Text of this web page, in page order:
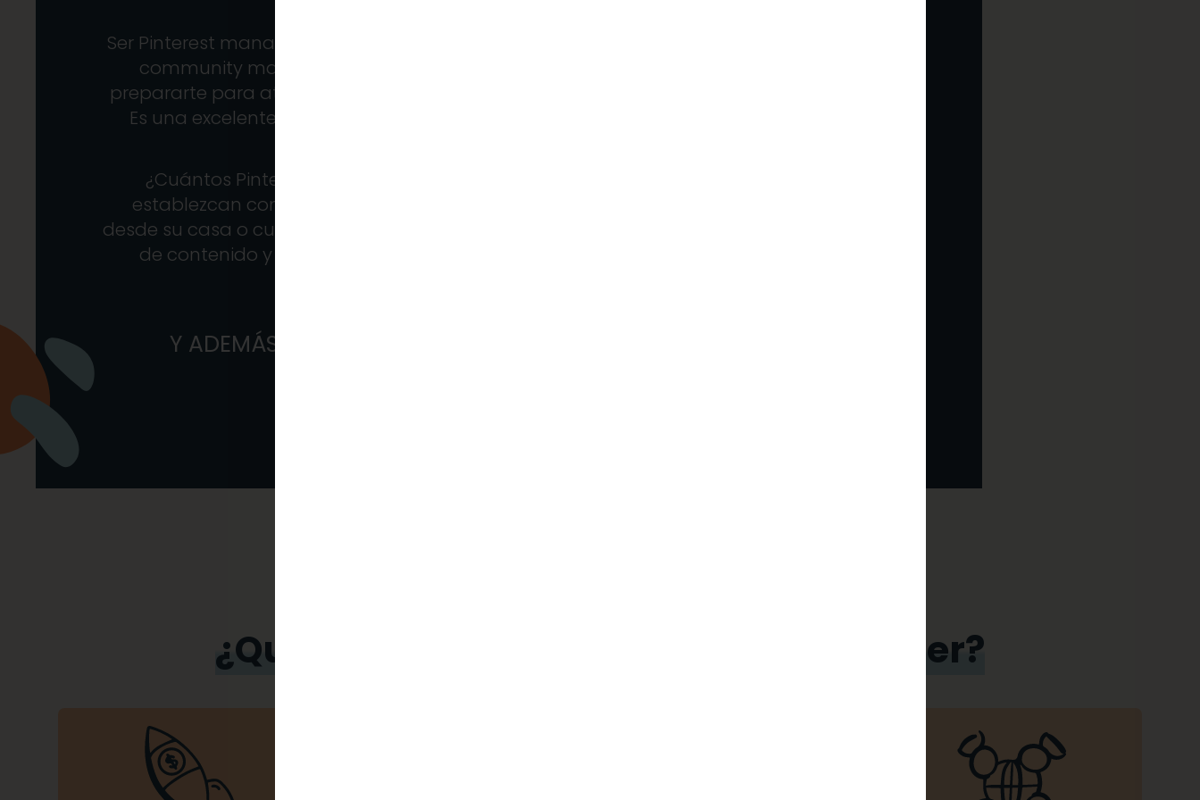
Ser Pinterest manager te abre un mundo de oportunidades. Te permite diferenciarte de los
community managers tradicionales, con un portafolio de servicios más completo y
prepararte para atender las necesidades de los emprendedores y las empresas actuales.
Es una excelente opción para quienes quieren hacer una carrera de marketing digital.
¿Cuántos Pinterest managers conoces? ¿No te gustaría ser de los primeros que se
establezcan como expertos en la gestión de Pinterest? Un Pinterest manager trabaja
desde su casa o cualquier otro lugar, ofrece servicios que van más allá de la programación
de contenido y disfruta de un trabajo que no solo genera buenos ingresos, sino que
Y ADEMÁS, GANAS DINERO GESTIONANDO LA PLATAFORMA MÁS
¿Qué significa ser un Pinterest Manager?